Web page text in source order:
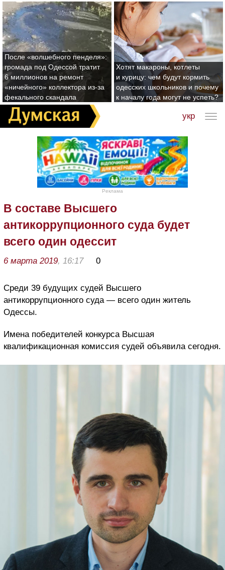
После «волшебного пенделя»:
громада под Одессой тратит
6 миллионов на ремонт
«ничейного» коллектора из-за
фекального скандала
Хотят макароны, котлеты
и курицу: чем будут кормить
одесских школьников и почему
к началу года могут не успеть?
укр
Реклама
В составе Высшего
антикоррупционного суда будет
всего один одессит
6 марта 2019, 16:17 0
Среди 39 будущих судей Высшего
антикоррупционного суда — всего один житель
Одессы.
Имена победителей конкурса Высшая
квалификационная комиссия судей объявила сегодня.